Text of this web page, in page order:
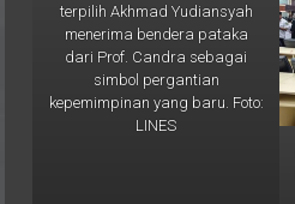
Ketua DPRD Kaltim
Hasanuddin Mas'ud menerima
audiensi Ketua DPW LDII
Kaltim Prof. Candra bersama
pengurus lainnya. Foto:
Aqib/LINES